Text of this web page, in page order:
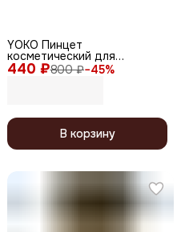
440 ₽800 ₽−45%
YOKO Пинцет
косметический для
коррекции бровей
В корзину